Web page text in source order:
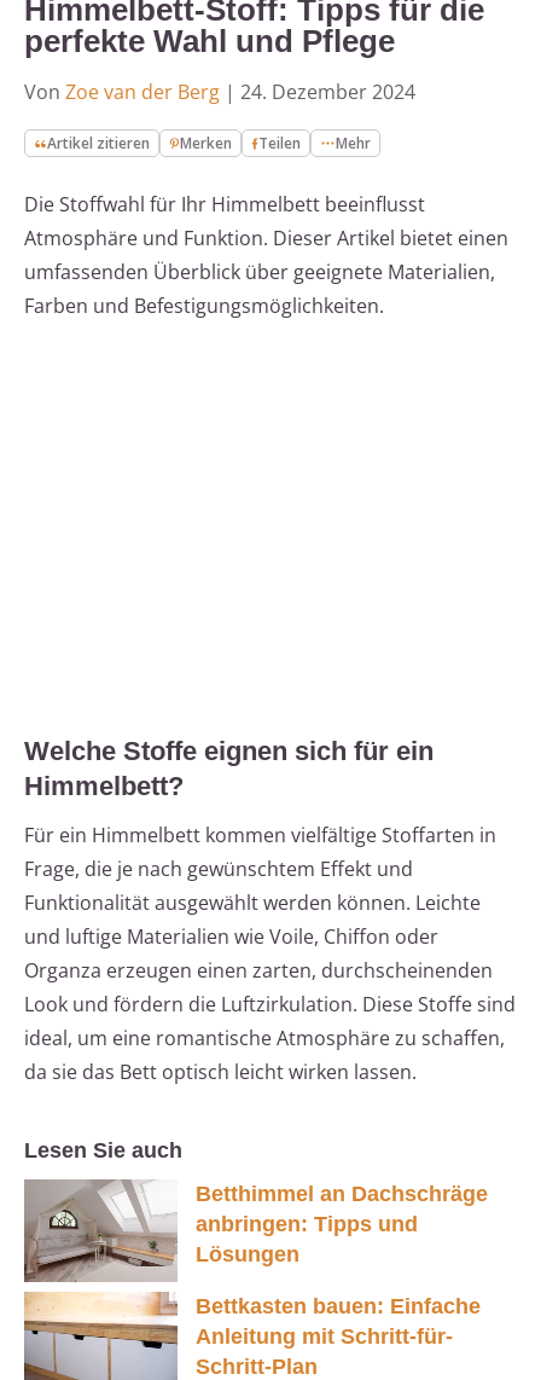
Himmelbett-Stoff: Tipps für die
perfekte Wahl und Pflege
Von Zoe van der Berg | 24. Dezember 2024
Artikel zitieren Merken Teilen Mehr
Die Stoffwahl für Ihr Himmelbett beeinflusst
Atmosphäre und Funktion. Dieser Artikel bietet einen
umfassenden Überblick über geeignete Materialien,
Farben und Befestigungsmöglichkeiten.
Welche Stoffe eignen sich für ein
Himmelbett?
Für ein Himmelbett kommen vielfältige Stoffarten in
Frage, die je nach gewünschtem Effekt und
Funktionalität ausgewählt werden können. Leichte
und luftige Materialien wie Voile, Chiffon oder
Organza erzeugen einen zarten, durchscheinenden
Look und fördern die Luftzirkulation. Diese Stoffe sind
ideal, um eine romantische Atmosphäre zu schaffen,
da sie das Bett optisch leicht wirken lassen.
Lesen Sie auch
Betthimmel an Dachschräge
anbringen: Tipps und
Lösungen
Bettkasten bauen: Einfache
Anleitung mit Schritt-für-
Schritt-Plan